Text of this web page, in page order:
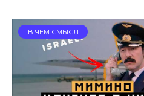
В ЧЕМ СМЫСЛ